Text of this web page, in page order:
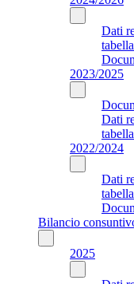
Dati
2023/2025
Dati
2022/2024
Dati
Bilancio
2025